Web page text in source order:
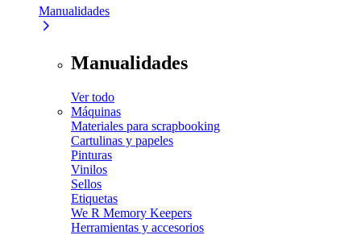
Manualidades
Manualidades
Ver todo
Máquinas
Materiales para scrapbooking
Cartulinas y papeles
Pinturas
Vinilos
Sellos
Etiquetas
We R Memory Keepers
Herramientas y accesorios